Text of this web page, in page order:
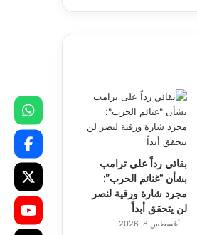
بقائي رداً على ترامب
بشأن “غنائم الحرب”:
مجرد شارة ورقية لنصر
لن يتحقق أبداً
أغسطس 8, 2026